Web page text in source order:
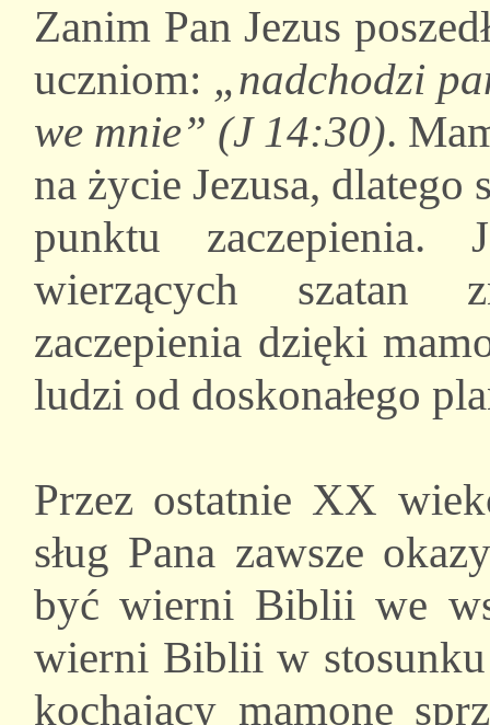
Zanim Pan Jezus
uczniom: „nadchodzi
we mnie” (J 14:30).
na życie Jezusa, dlatego
punktu zaczepienia.
wierzących szatan
zaczepienia dzięki
ludzi od doskonałego
Przez ostatnie XX
sług Pana zawsze
być wierni Biblii we
wierni Biblii w
kochający mamonę